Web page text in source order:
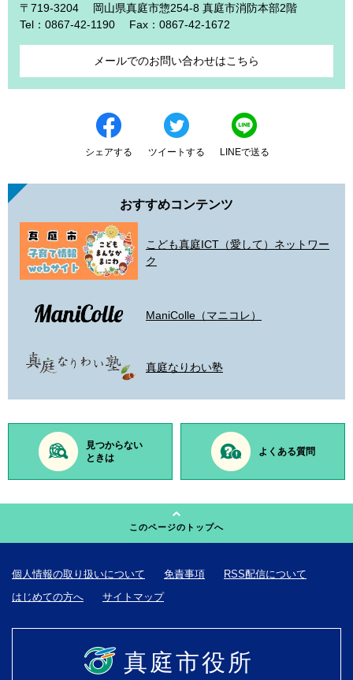
〒719-3204
岡山県真庭市惣254-8 真庭市消防本部2階
Tel：0867-42-1190
Fax：0867-42-1672
メールでのお問い合わせはこちら
シェアする ツイートする LINEで送る
おすすめコンテンツ
こども真庭ICT（愛して）ネットワー
ク
ManiColle（マニコレ）
真庭なりわい塾
見つからない
ときは
よくある質問
このページのトップへ
個人情報の取り扱いについて 免責事項
RSS配信について
はじめての方へ
サイトマップ
真庭市役所